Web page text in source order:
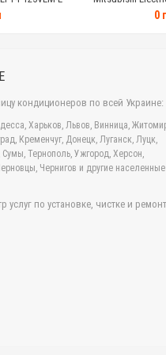
зимой
- система управления
- удобный, интуитивно
температурные показатели.
управление- один пульт
процесс функционирования.
- позволяет
автоматически, без какого-либо
соединения
- данный вид
позволяет
плесени и
0
кондиционеров по всей Украине:
Харьков, Львов, Винница,
Кременчуг, Донецк, Луганск, Луцк,
Тернополь, Ужгород, Херсон,
Чернигов и другие населенные
по установке, чистке и